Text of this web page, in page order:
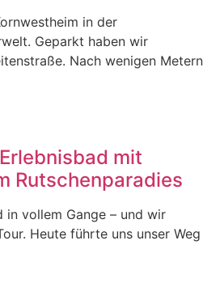
in der
Geparkt haben wir
Nach wenigen Metern
mit
Rutschenparadies
in vollem Gange – und wir
Heute führte uns unser Weg